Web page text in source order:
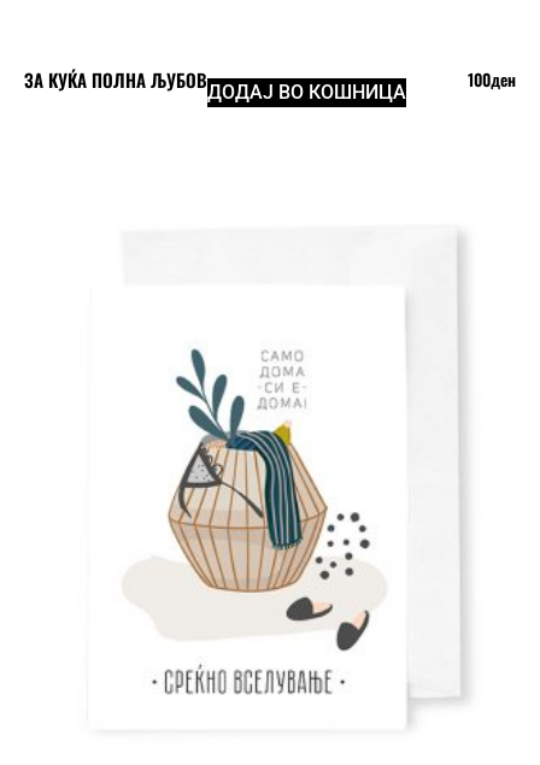
ЗА КУЌА ПОЛНА ЉУБОВ 100ден
ДОДАЈ ВО КОШНИЦА